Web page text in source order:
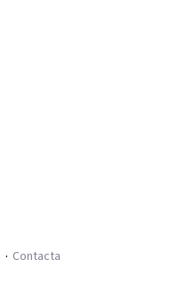
Contacta